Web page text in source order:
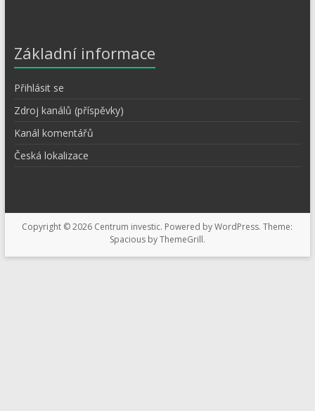
Základní informace
Přihlásit se
Zdroj kanálů (příspěvky)
Kanál komentářů
Česká lokalizace
Copyright © 2026 Centrum investic. Powered byWordPress. Theme:
Spacious byThemeGrill.